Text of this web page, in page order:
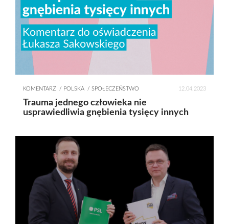
KOMENTARZ POLSKA SPOŁECZEŃSTWO 12.04.2023
Trauma jednego człowieka nie
usprawiedliwia gnębienia tysięcy innych